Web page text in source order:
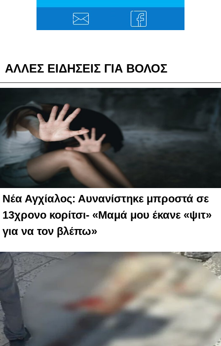
ΑΛΛΕΣ ΕΙΔΗΣΕΙΣ ΓΙΑ ΒΟΛΟΣ
Νέα Αγχίαλος: Αυνανίστηκε μπροστά σε
13χρονο κορίτσι- «Μαμά μου έκανε «ψιτ»
για να τον βλέπω»